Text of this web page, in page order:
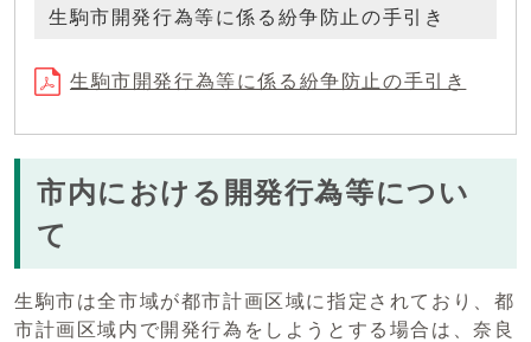
生駒市開発行為等に係る紛争防止の手引き
生駒市開発行為等に係る紛争防止の手引き
市内における開発行為等につい
て
生駒市は全市域が都市計画区域に指定されており、都
市計画区域内で開発行為をしようとする場合は、奈良